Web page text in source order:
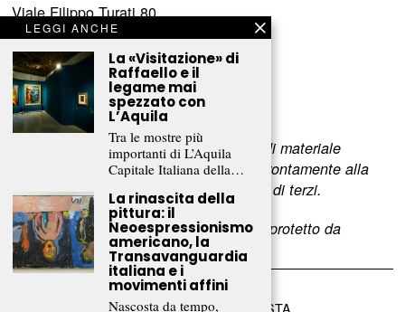
Viale Filippo Turati 80
c/o Castelnovo
23900 Lecco (LC)
www.fascinointellettuali.it
info[at]fascinointellettuali.it
Per segnalare eventuali errori nell’uso di materiale
scriveteci e provvederemo prontamente alla
rimozione del materiale lesivo dei diritti di terzi.
L’intero contenuto di questo sito web è protetto da
copyright.
©2026FRAMMENTI RIVISTA
LEGGI ANCHE
La «Visitazione» di
Raffaello e il
legame mai
spezzato con
L’Aquila
Tra le mostre più
importanti di L’Aquila
Capitale Italiana della…
La rinascita della
pittura: il
Neoespressionismo
americano, la
Transavanguardia
italiana e i
movimenti affini
Nascosta da tempo,